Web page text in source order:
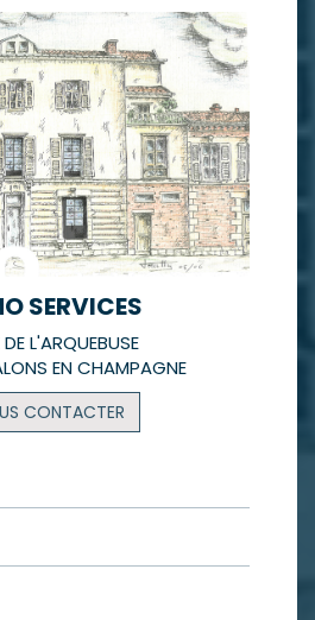
SERVICES
DE L'ARQUEBUSE
EN CHAMPAGNE
CONTACTER